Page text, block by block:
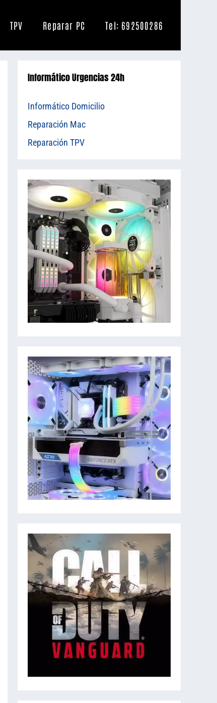
TPV Reparar PC Tel: 692500286
Informático Urgencias 24h
Informático Domicilio
Reparación Mac
Reparación TPV